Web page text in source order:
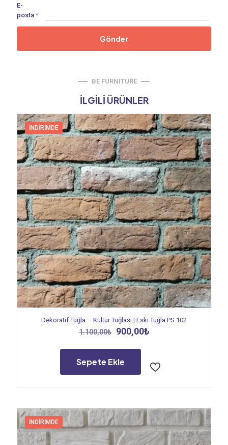
E-
posta *
BE FURNITURE
İLGILI ÜRÜNLER
İNDIRIMDE
Dekoratif Tuğla – Kültür Tuğlası | Eski Tuğla PS 102
1.100,00₺
Orijinal
1.100,00₺.
900,00₺Şu
Sepete Ekle
İNDIRIMDE